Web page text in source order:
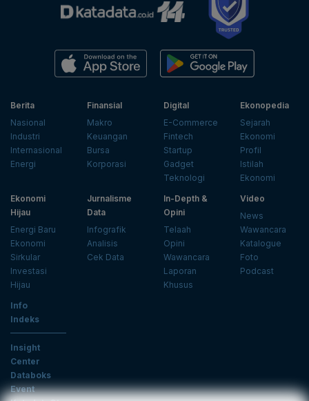
Berita
Nasional
Industri
Internasional
Energi
Finansial
Makro
Keuangan
Bursa
Korporasi
Digital
E-Commerce
Fintech
Startup
Gadget
Teknologi
Ekonopedia
Sejarah
Ekonomi
Profil
Istilah
Ekonomi
Ekonomi
Hijau
Energi Baru
Ekonomi
Sirkular
Investasi
Hijau
Jurnalisme
Data
Infografik
Analisis
Cek Data
In-Depth &
Opini
Telaah
Opini
Wawancara
Laporan
Khusus
Video
News
Wawancara
Katalogue
Foto
Podcast
Info
Indeks
Insight
Center
Databoks
Event